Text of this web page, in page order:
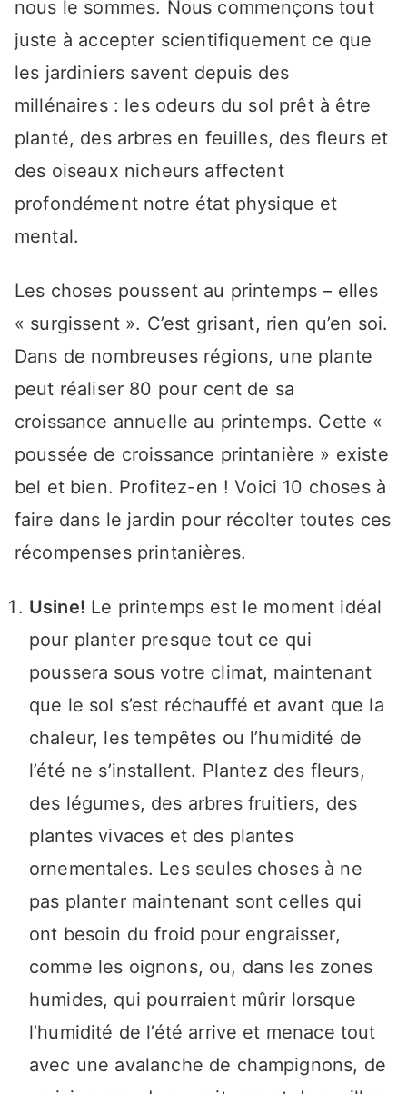
nous le sommes. Nous commençons tout
juste à accepter scientifiquement ce que
les jardiniers savent depuis des
millénaires : les odeurs du sol prêt à être
planté, des arbres en feuilles, des fleurs et
des oiseaux nicheurs affectent
profondément notre état physique et
mental.
Les choses poussent au printemps – elles
« surgissent ». C’est grisant, rien qu’en soi.
Dans de nombreuses régions, une plante
peut réaliser 80 pour cent de sa
croissance annuelle au printemps. Cette «
poussée de croissance printanière » existe
bel et bien. Profitez-en ! Voici 10 choses à
faire dans le jardin pour récolter toutes ces
récompenses printanières.
Usine! Le printemps est le moment idéal
pour planter presque tout ce qui
poussera sous votre climat, maintenant
que le sol s’est réchauffé et avant que la
chaleur, les tempêtes ou l’humidité de
l’été ne s’installent. Plantez des fleurs,
des légumes, des arbres fruitiers, des
plantes vivaces et des plantes
ornementales. Les seules choses à ne
pas planter maintenant sont celles qui
ont besoin du froid pour engraisser,
comme les oignons, ou, dans les zones
humides, qui pourraient mûrir lorsque
l’humidité de l’été arrive et menace tout
avec une avalanche de champignons, de